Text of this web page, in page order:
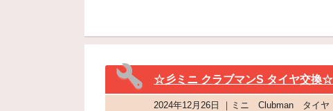
☆彡ミニ クラブマンS タイヤ交換
2024年12月26日 ｜ミニ Clubman タイヤ